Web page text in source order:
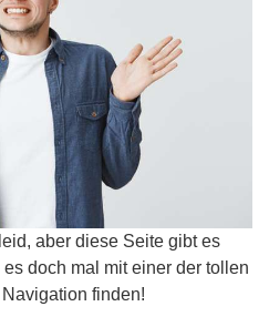
aber diese Seite gibt es
doch mal mit einer der tollen
finden!